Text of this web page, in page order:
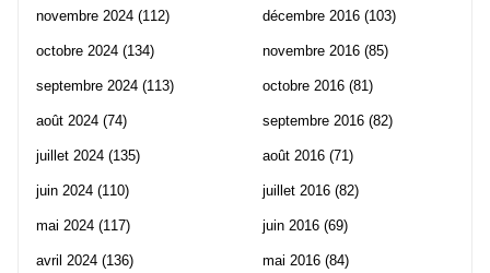
novembre 2024 (112)
octobre 2024 (134)
septembre 2024 (113)
août 2024 (74)
juillet 2024 (135)
juin 2024 (110)
mai 2024 (117)
avril 2024 (136)
décembre 2016 (103)
novembre 2016 (85)
octobre 2016 (81)
septembre 2016 (82)
août 2016 (71)
juillet 2016 (82)
juin 2016 (69)
mai 2016 (84)